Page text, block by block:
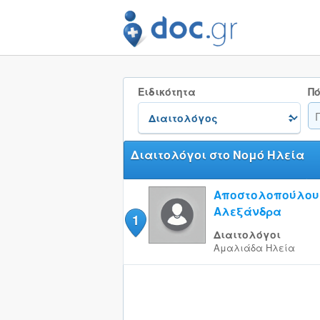
Ειδικότητα
Διαιτολόγοι στο Νομό Ηλεία
1
Αποστολοπούλου
Αλεξάνδρα
Διαιτολόγοι
Αμαλιάδα Ηλεία